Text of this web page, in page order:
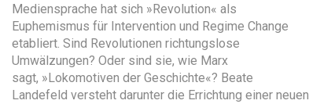
Mediensprache hat sich »Revolution« als
Euphemismus für Intervention und Regime Change
etabliert. Sind Revolutionen richtungslose
Umwälzungen? Oder sind sie, wie Marx
sagt, »Lokomotiven der Geschichte«? Beate
Landefeld versteht darunter die Errichtung einer neuen